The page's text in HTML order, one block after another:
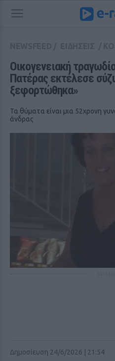
Οικογενειακή
Πατέρας εκτέλεσε
ξεφορτώθηκα»
Τα θύματα είναι μια 52χρονη
άνδρας
Δημοσίευση 24/6/2026 | 21:54